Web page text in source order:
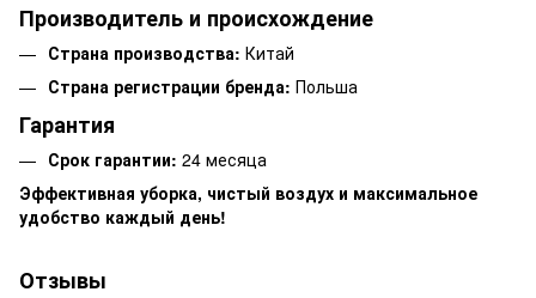
Производитель и происхождение
Страна производства: Китай
Страна регистрации бренда: Польша
Гарантия
Срок гарантии: 24 месяца
Эффективная уборка, чистый воздух и максимальное
удобство каждый день!
Отзывы